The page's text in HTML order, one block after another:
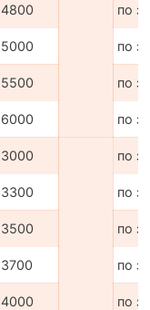
4800 по
5000 по
5500 по
6000 по
3000 по
3300 по
3500 по
3700 по
4000 по